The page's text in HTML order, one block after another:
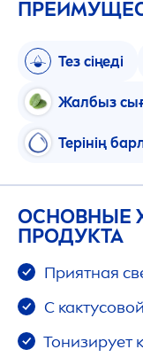
Тез сіңеді
Жалбыз
Терінің
ОСНОВНЫЕ
ПРОДУКТА
Приятная
С
Тонизирует